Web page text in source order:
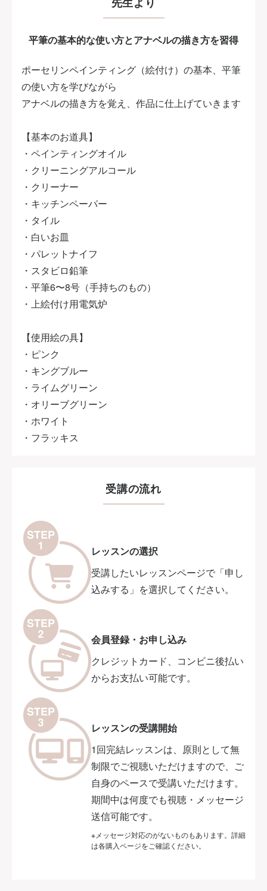
平筆の基本的な使い方とアナベルの描き方を習得
ポーセリンペインティング（絵付け）の基本、平筆
の使い方を学びながら
アナベルの描き方を覚え、作品に仕上げていきます
【基本のお道具】
・ペインティングオイル
・クリーニングアルコール
・クリーナー
・キッチンペーパー
・タイル
・白いお皿
・パレットナイフ
・スタビロ鉛筆
・平筆6〜8号（手持ちのもの）
・上絵付け用電気炉
【使用絵の具】
・ピンク
・キングブルー
・ライムグリーン
・オリーブグリーン
・ホワイト
・フラッキス
受講の流れ
レッスンの選択
受講したいレッスンページで「申し
込みする」を選択してください。
会員登録・お申し込み
クレジットカード、コンビニ後払い
からお支払い可能です。
レッスンの受講開始
1回完結レッスンは、原則として無
制限でご視聴いただけますので、ご
自身のペースで受講いただけます。
期間中は何度でも視聴・メッセージ
送信可能です。
※メッセージ対応のがないものもあります。詳細
は各購入ページをご確認ください。